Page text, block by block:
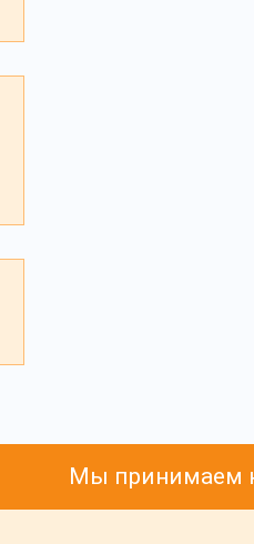
Мы принимаем